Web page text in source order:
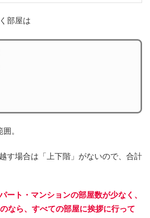
部屋は
。
す場合は「上下階」がないので、合計
ート・マンションの部屋数が少なく、
なら、すべての部屋に挨拶に行って